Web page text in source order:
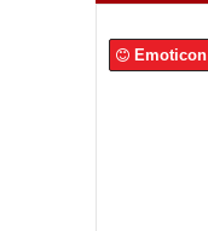
Emoticon